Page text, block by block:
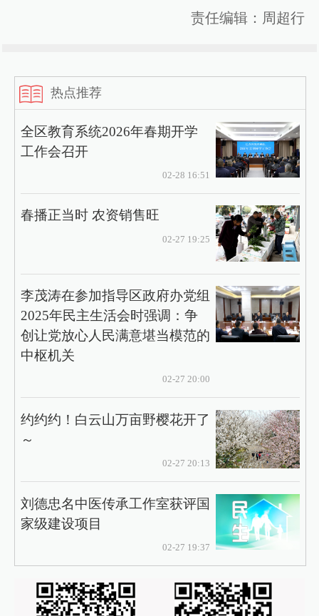
责任编辑：周超行
热点推荐
全区教育系统2026年春期开学
工作会召开
02-28 16:51
春播正当时 农资销售旺
02-27 19:25
李茂涛在参加指导区政府办党组
2025年民主生活会时强调：争
创让党放心人民满意堪当模范的
中枢机关
02-27 20:00
约约约！白云山万亩野樱花开了
～
02-27 20:13
刘德忠名中医传承工作室获评国
家级建设项目
02-27 19:37